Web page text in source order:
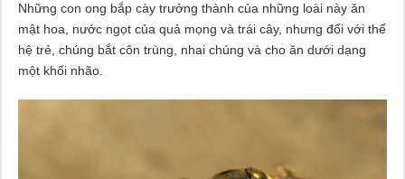
Những con ong bắp cày trưởng thành của những loài này ăn
mật hoa, nước ngọt của quả mọng và trái cây, nhưng đối với thế
hệ trẻ, chúng bắt côn trùng, nhai chúng và cho ăn dưới dạng
một khối nhão.